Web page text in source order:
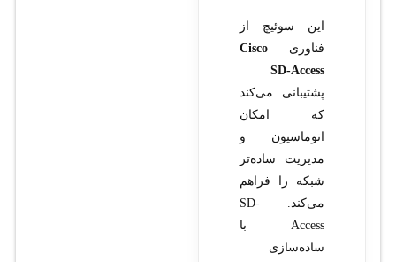
این سوئیچ از
فناوری Cisco
SD-Access
پشتیبانی می‌کند
که امکان
اتوماسیون و
مدیریت ساده‌تر
شبکه را فراهم
می‌کند. SD-
Access با
ساده‌سازی